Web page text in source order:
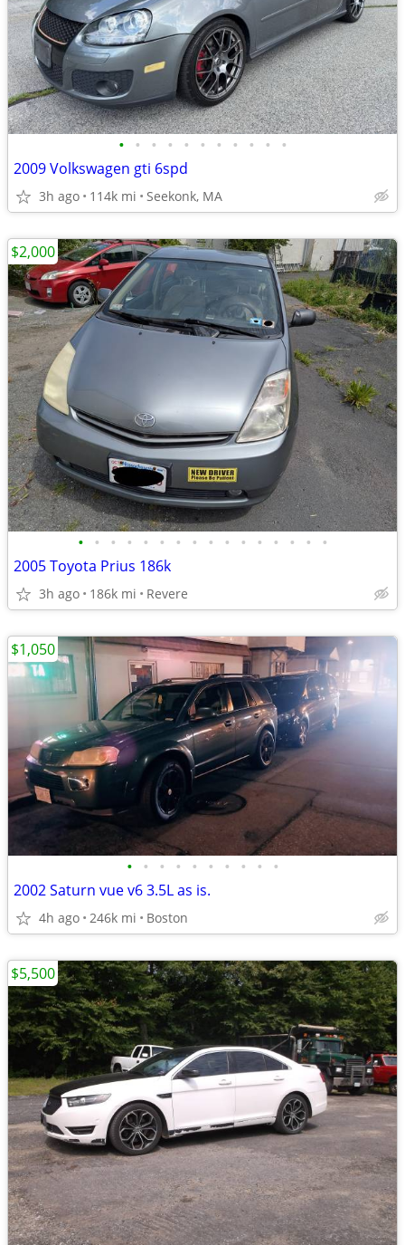
• • • • • • • • • • •
2009 Volkswagen gti 6spd
3h ago 114k mi Seekonk, MA
• • • • • • • • • • • • • • • •
2005 Toyota Prius 186k
3h ago 186k mi Revere
$2,000
• • • • • • • • • •
2002 Saturn vue v6 3.5L as is.
4h ago 246k mi Boston
$1,050
$5,500